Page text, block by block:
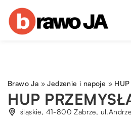
Brawo Ja »Jedzenie i napoje »
HUP
śląskie, 41-800 Zabrze,